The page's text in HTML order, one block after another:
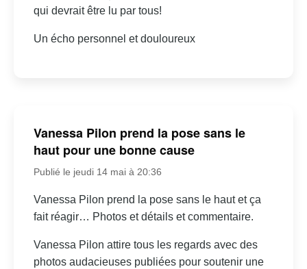
qui devrait être lu par tous!
Un écho personnel et douloureux
Vanessa Pilon prend la pose sans le
haut pour une bonne cause
Publié le jeudi 14 mai à 20:36
Vanessa Pilon prend la pose sans le haut et ça
fait réagir… Photos et détails et commentaire.
Vanessa Pilon attire tous les regards avec des
photos audacieuses publiées pour soutenir une